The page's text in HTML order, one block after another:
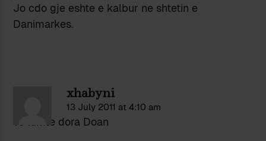
Jo cdo gje eshte e kalbur ne shtetin e
Danimarkes.
xhabyni
13 July 2011 at 4:10 am
Te lumte dora Doan